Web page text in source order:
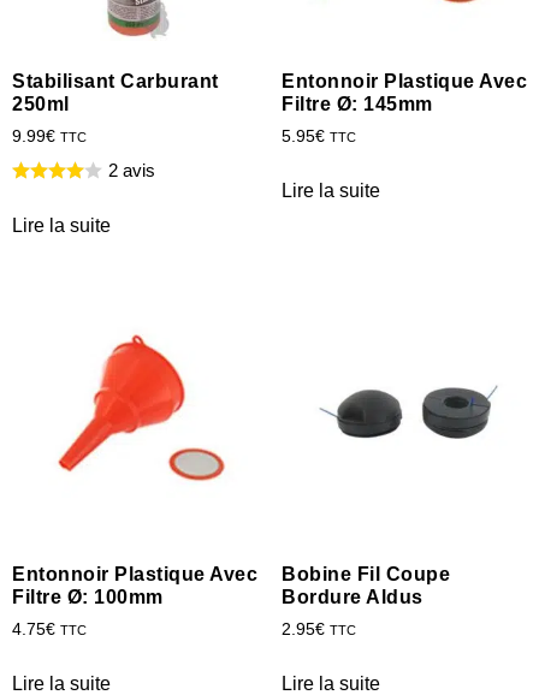
Stabilisant Carburant
250ml
9.99€ TTC
2 avis
Lire la suite
Entonnoir Plastique Avec
Filtre Ø: 145mm
5.95€ TTC
Lire la suite
Entonnoir Plastique Avec
Filtre Ø: 100mm
4.75€ TTC
Lire la suite
Bobine Fil Coupe
Bordure Aldus
2.95€ TTC
Lire la suite